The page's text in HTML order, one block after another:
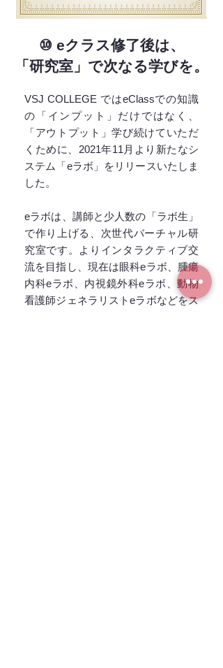
⑩ eクラス修了後は、
「研究室」で次なる学びを。
VSJ COLLEGE ではeClassでの知識
の「インプット」だけではなく、
「アウトプット」学び続けていただ
くために、2021年11月より新たなシ
ステム「eラボ」をリリースいたしま
した。
eラボは、講師と少人数の「ラボ生」
で作り上げる、次世代バーチャル研
究室です。よりインタラクティブ交
流を目指し、現在は眼科eラボ、腫瘍
内科eラボ、内視鏡外科eラボ、動物
看護師ジェネラリストeラボなどをス